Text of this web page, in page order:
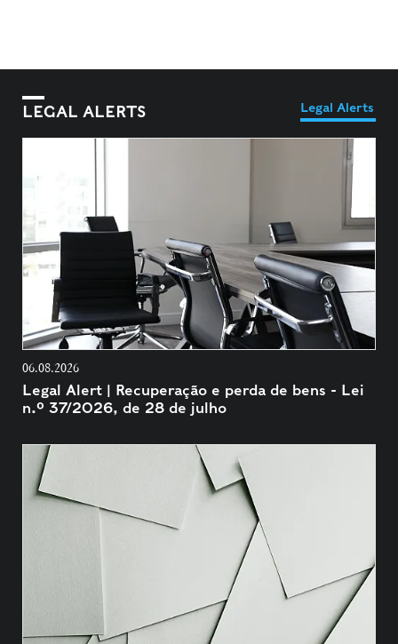
LEGAL ALERTS Legal Alerts
06.08.2026
Legal Alert | Recuperação e perda de bens - Lei
n.º 37/2026, de 28 de julho